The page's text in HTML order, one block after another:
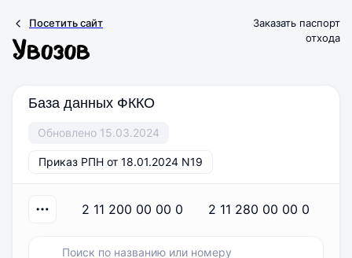
Посетить сайт
Заказать паспорт
отхода
База данных ФККО
Обновлено 15.03.2024
Приказ РПН от 18.01.2024 N19
2 11 200 00 00 0 2 11 280 00 00 0